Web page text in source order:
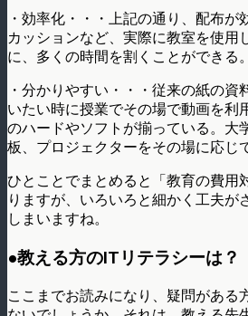
・効率化・・・上記の通り、配布が
カッションなど、実際に教室を使用
に、多くの時間を割くことができる。
・分かりやすい・・・従来の紙の資
いたい時に授業でその場で動画を利
のハードやソフトが揃っている。大
板、プロジェクターをその場に応じ
ひとことでまとめると「教育の費用
りますが、いろいろと細かく工夫が
しまいますね。
●教える方のITリテラシーは？
ここまでお読みになり、疑問がある